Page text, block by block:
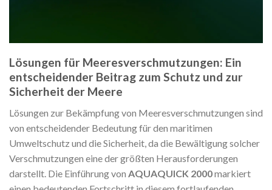
Lösungen für Meeresverschmutzungen: Ein
entscheidender Beitrag zum Schutz und zur
Sicherheit der Meere
Lösungen zur Bekämpfung von Meeresverschmutzungen sind
von entscheidender Bedeutung für den maritimen
Umweltschutz und die Sicherheit, da die Bewältigung solcher
Verschmutzungen eine der größten Herausforderungen
darstellt. Die Einführung von AQUAQUICK 2000markiert